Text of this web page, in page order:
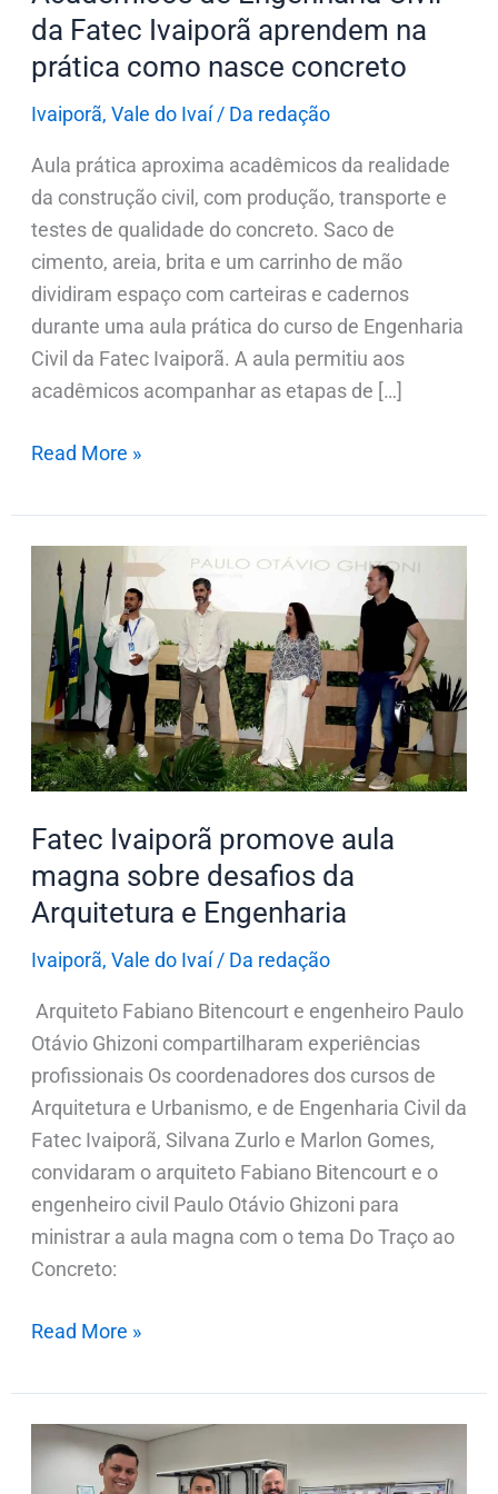
da Fatec Ivaiporã aprendem na
prática como nasce concreto
Ivaiporã, Vale do Ivaí/ Da redação
Aula prática aproxima acadêmicos da realidade
da construção civil, com produção, transporte e
testes de qualidade do concreto. Saco de
cimento, areia, brita e um carrinho de mão
dividiram espaço com carteiras e cadernos
durante uma aula prática do curso de Engenharia
Civil da Fatec Ivaiporã. A aula permitiu aos
acadêmicos acompanhar as etapas de […]
prática
como
nasce
concreto
Read More »
Fatec Ivaiporã promove aula
magna sobre desafios da
Arquitetura e Engenharia
Ivaiporã, Vale do Ivaí/ Da redação
Arquiteto Fabiano Bitencourt e engenheiro Paulo
Otávio Ghizoni compartilharam experiências
profissionais Os coordenadores dos cursos de
Arquitetura e Urbanismo, e de Engenharia Civil da
Fatec Ivaiporã, Silvana Zurlo e Marlon Gomes,
convidaram o arquiteto Fabiano Bitencourt e o
engenheiro civil Paulo Otávio Ghizoni para
ministrar a aula magna com o tema Do Traço ao
Concreto:
Fatec
Ivaiporã
promove
aula
magna
sobre
desafios
da
e
Engenharia
Read More »
Fatec
Ivaiporã